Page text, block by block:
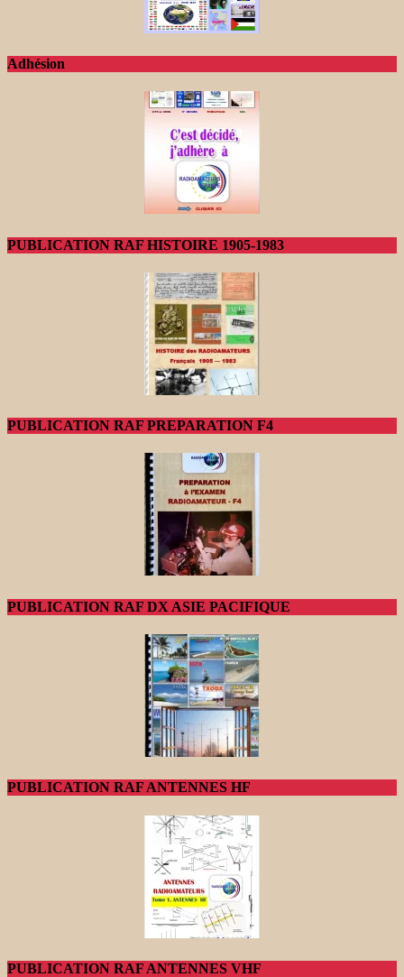
Adhésion
PUBLICATION RAF HISTOIRE 1905-1983
PUBLICATION RAF PREPARATION F4
PUBLICATION RAF DX ASIE PACIFIQUE
PUBLICATION RAF ANTENNES HF
PUBLICATION RAF ANTENNES VHF